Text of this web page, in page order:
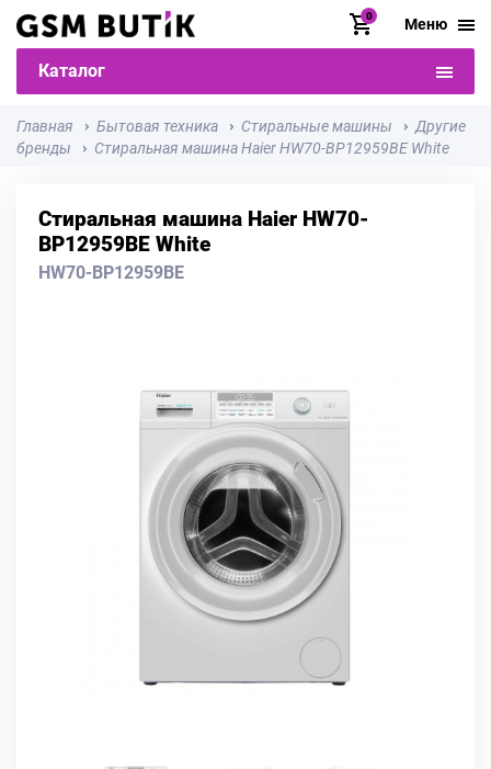
0 Меню
Каталог
Главная Бытовая техника Стиральные машины
Другие
бренды
Стиральная машина Haier HW70-BP12959BE White
Стиральная машина Haier HW70-
BP12959BE White
HW70-BP12959BE